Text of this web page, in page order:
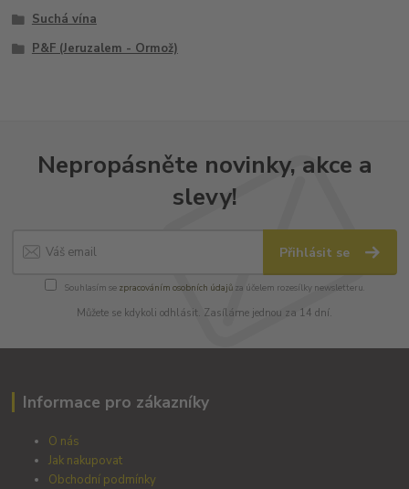
Suchá vína
P&F (Jeruzalem - Ormož)
Nepropásněte novinky, akce a
slevy!
Přihlásit se
Souhlasím se zpracováním osobních údajůza účelem rozesílky newsletteru.
Můžete se kdykoli odhlásit. Zasíláme jednou za 14 dní.
Informace pro zákazníky
O nás
Jak nakupovat
Obchodní podmínky